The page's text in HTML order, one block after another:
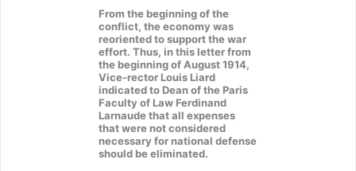
From the beginning of the
conflict, the economy was
reoriented to support the war
effort. Thus, in this letter from
the beginning of August 1914,
Vice-rector Louis Liard
indicated to Dean of the Paris
Faculty of Law Ferdinand
Larnaude that all expenses
that were not considered
necessary for national defense
should be eliminated.